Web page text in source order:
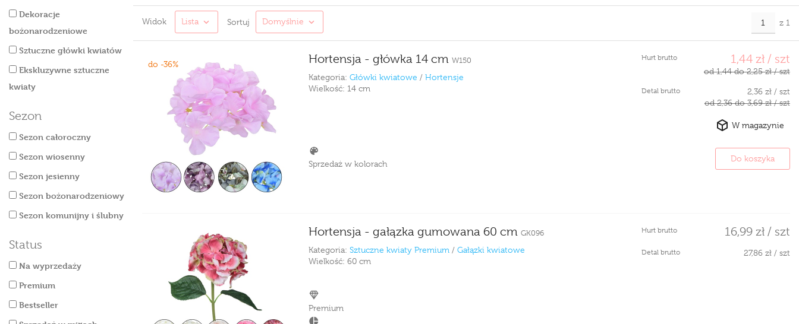
Dekoracje
bożonarodzeniowe
Sztuczne główki kwiatów
Ekskluzywne sztuczne
kwiaty
Sezon
Sezon całoroczny
Sezon wiosenny
Sezon jesienny
Sezon bożonarodzeniowy
Sezon komunijny i ślubny
Status
Na wyprzedaży
Premium
Bestseller
Widok Lista Sortuj Domyślnie z 1
do -36% Hortensja - główka 14 cm W150
Kategoria: Główki kwiatowe / Hortensje
Wielkość: 14 cm
Hurt brutto 1,44 zł / szt
od 1,44 do 2,25 zł / szt
Detal brutto
2,36 zł / szt
od 2,36 do 3,69 zł / szt
Sprzedaż w kolorach
W magazynie
Do koszyka
Hortensja - gałązka gumowana 60 cm GK096
Kategoria: Sztuczne kwiaty Premium / Gałązki kwiatowe
Wielkość: 60 cm
Hurt brutto 16,99 zł / szt
Detal brutto 27,86 zł / szt
Premium